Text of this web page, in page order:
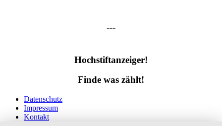
---
Hochstiftanzeiger!
Finde was zählt!
Datenschutz
Impressum
Kontakt